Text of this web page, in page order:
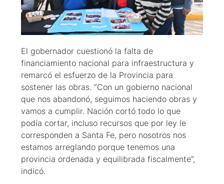
El gobernador cuestionó la falta de
financiamiento nacional para infraestructura y
remarcó el esfuerzo de la Provincia para
sostener las obras. “Con un gobierno nacional
que nos abandonó, seguimos haciendo obras y
vamos a cumplir. Nación cortó todo lo que
podía cortar, incluso recursos que por ley le
corresponden a Santa Fe, pero nosotros nos
estamos arreglando porque tenemos una
provincia ordenada y equilibrada fiscalmente”,
indicó.